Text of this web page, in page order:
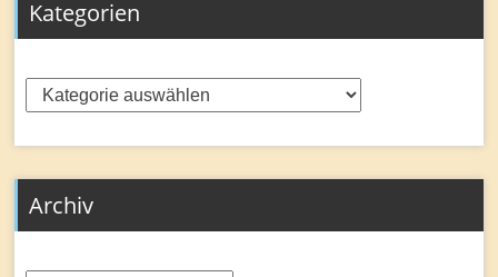
Kategorien
Kategorien
Archiv
Archiv